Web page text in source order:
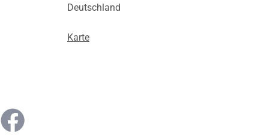
Deutschland
Karte